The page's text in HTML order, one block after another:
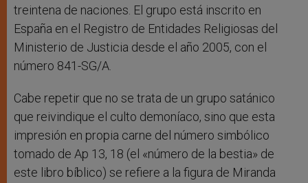
treintena de naciones. El grupo está inscrito en
España en el Registro de Entidades Religiosas del
Ministerio de Justicia desde el año 2005, con el
número 841-SG/A.
Cabe repetir que no se trata de un grupo satánico
que reivindique el culto demoníaco, sino que esta
impresión en propia carne del número simbólico
tomado de Ap 13, 18 (el «número de la bestia» de
este libro bíblico) se refiere a la figura de Miranda